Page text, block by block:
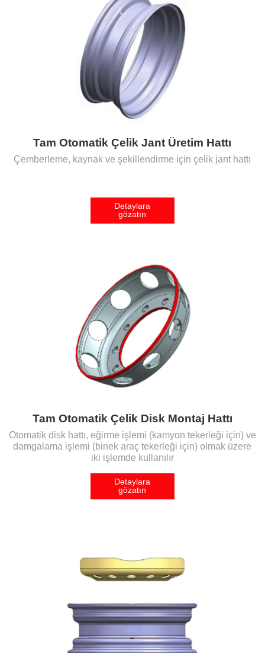
Tam Otomatik Çelik Jant Üretim Hattı
Çemberleme, kaynak ve şekillendirme için çelik jant hattı
Detaylara
gözatın
Tam Otomatik Çelik Disk Montaj Hattı
Otomatik disk hattı, eğirme işlemi (kamyon tekerleği için) ve
damgalama işlemi (binek araç tekerleği için) olmak üzere
iki işlemde kullanılır
Detaylara
gözatın